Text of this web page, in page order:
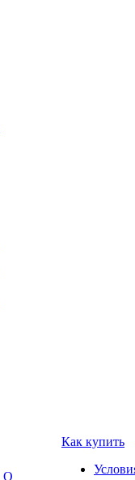
О
Как купить